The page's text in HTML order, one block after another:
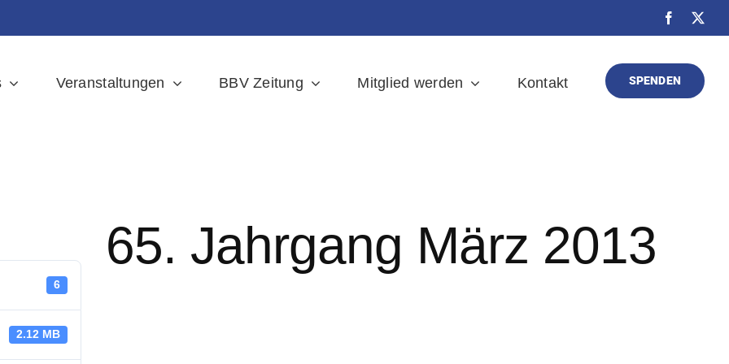
Veranstaltungen BBV Zeitung Mitglied werden Kontakt SPENDEN
6
2.12 MB
65. Jahrgang März 2013